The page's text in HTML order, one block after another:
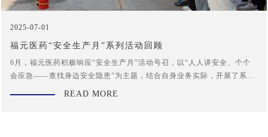
2025-07-01
福元医药“安全生产月”系列活动回顾
6月，福元医药积极响应“安全生产月”活动号召，以“人人讲安全、个个
会应急——查找身边安全隐患”为主题，结合自身业务实际，开展了系列
READ MORE